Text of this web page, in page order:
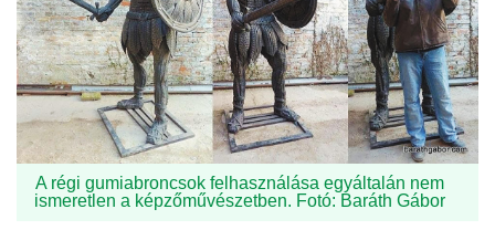
A régi gumiabroncsok felhasználása egyáltalán nem
ismeretlen a képzőművészetben. Fotó: Baráth Gábor